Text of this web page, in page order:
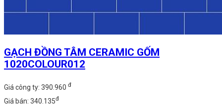
GẠCH ĐỒNG TÂM CERAMIC GỐM
1020COLOUR012
Giá công ty: 390.960 đ
Giá bán: 340.135đ